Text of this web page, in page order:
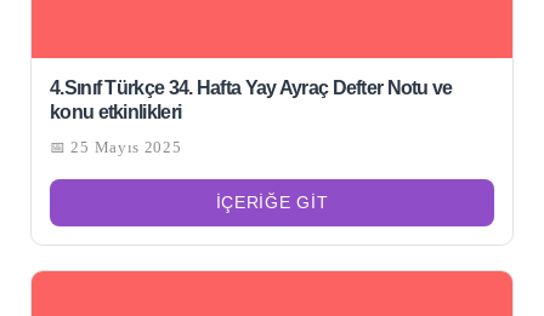
4.Sınıf Türkçe 34. Hafta Yay Ayraç Defter Notu ve
konu etkinlikleri
📅 25 Mayıs 2025
İÇERIĞE GIT